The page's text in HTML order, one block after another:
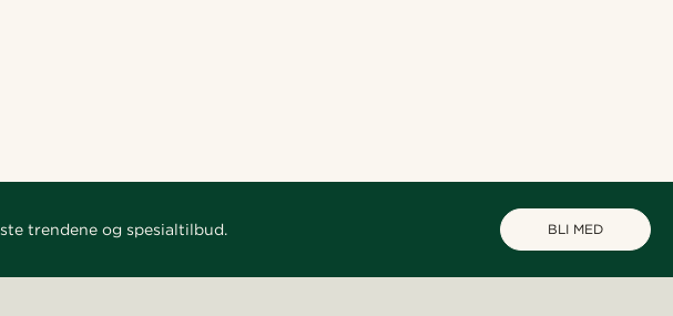
trendene og spesialtilbud. BLI MED